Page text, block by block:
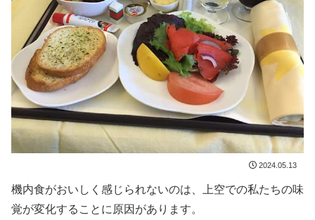
2024.05.13
機内食がおいしく感じられないのは、上空での私たちの味
覚が変化することに原因があります。